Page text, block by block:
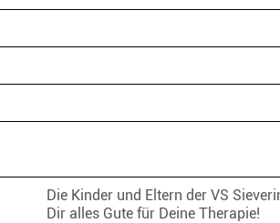
Die Kinder und Eltern der VS
Dir alles Gute für Deine Therapie!